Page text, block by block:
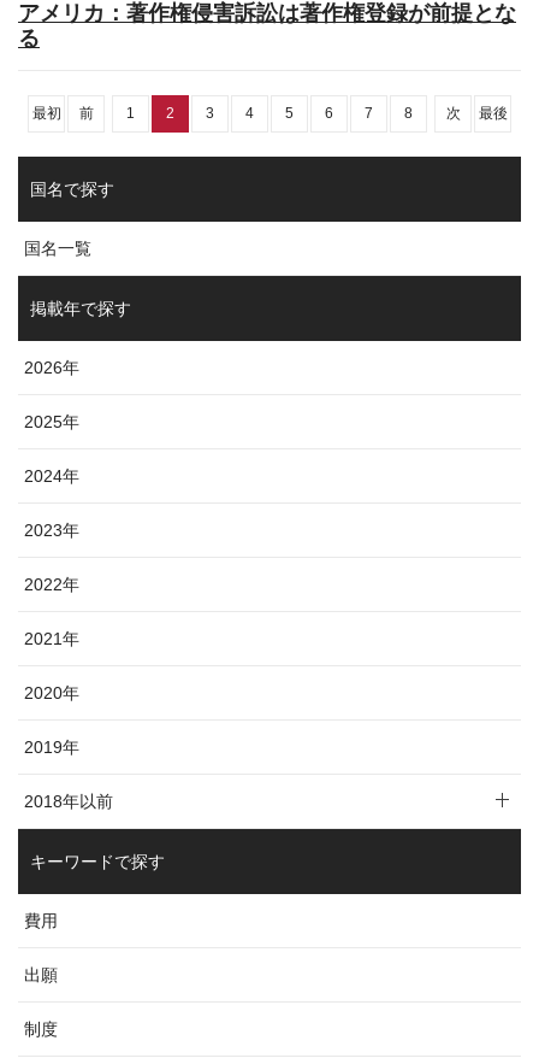
アメリカ：著作権侵害訴訟は著作権登録が前提とな
る
最初 前 1 2 3 4 5 6 7 8 次 最後
国名で探す
国名一覧
掲載年で探す
2026年
2025年
2024年
2023年
2022年
2021年
2020年
2019年
2018年以前
キーワードで探す
費用
出願
制度